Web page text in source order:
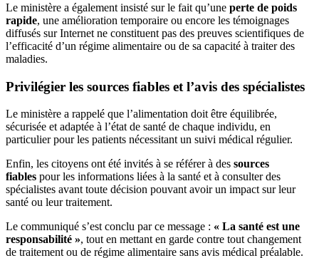
Le ministère a également insisté sur le fait qu’une perte de poids
rapide, une amélioration temporaire ou encore les témoignages
diffusés sur Internet ne constituent pas des preuves scientifiques de
l’efficacité d’un régime alimentaire ou de sa capacité à traiter des
maladies.
Privilégier les sources fiables et l’avis des spécialistes
Le ministère a rappelé que l’alimentation doit être équilibrée,
sécurisée et adaptée à l’état de santé de chaque individu, en
particulier pour les patients nécessitant un suivi médical régulier.
Enfin, les citoyens ont été invités à se référer à des sources
fiables pour les informations liées à la santé et à consulter des
spécialistes avant toute décision pouvant avoir un impact sur leur
santé ou leur traitement.
Le communiqué s’est conclu par ce message : « La santé est une
responsabilité », tout en mettant en garde contre tout changement
de traitement ou de régime alimentaire sans avis médical préalable.